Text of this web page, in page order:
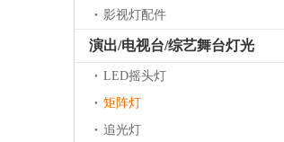
影视灯配件
演出/电视台/综艺舞台灯光
LED摇头灯
矩阵灯
追光灯